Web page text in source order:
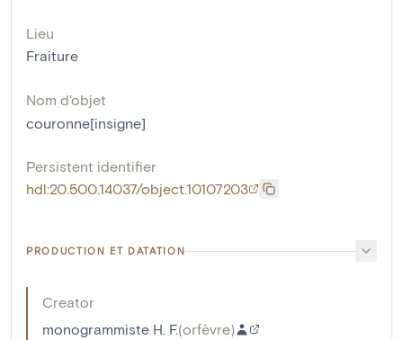
Lieu
Fraiture
Nom d'objet
couronne[insigne]
Persistent identifier
hdl:20.500.14037/object.10107203
PRODUCTION ET DATATION
Creator
monogrammiste H. F.(orfèvre)